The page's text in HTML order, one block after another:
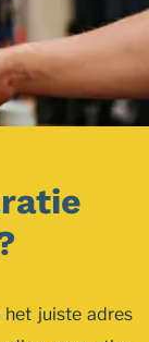
juiste adres